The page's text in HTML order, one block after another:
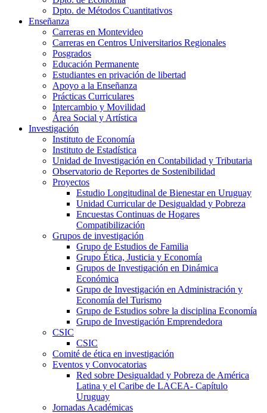
Dpto. de Métodos Cuantitativos
Enseñanza
Carreras en Montevideo
Carreras en Centros Universitarios Regionales
Posgrados
Educación Permanente
Estudiantes en privación de libertad
Apoyo a la Enseñanza
Prácticas Curriculares
Intercambio y Movilidad
Área Social y Artística
Investigación
Instituto de Economía
Instituto de Estadística
Unidad de Investigación en Contabilidad y Tributaria
Observatorio de Reportes de Sostenibilidad
Proyectos
Estudio Longitudinal de Bienestar en Uruguay
Unidad Curricular de Desigualdad y Pobreza
Encuestas Continuas de Hogares
Compatibilización
Grupos de investigación
Grupo de Estudios de Familia
Grupo Ética, Justicia y Economía
Grupos de Investigación en Dinámica
Económica
Grupo de Investigación en Administración y
Economía del Turismo
Grupo de Estudios sobre la disciplina Economía
Grupo de Investigación Emprendedora
CSIC
CSIC
Comité de ética en investigación
Eventos y Convocatorias
Red sobre Desigualdad y Pobreza de América
Latina y el Caribe de LACEA- Capítulo
Uruguay
Jornadas Académicas